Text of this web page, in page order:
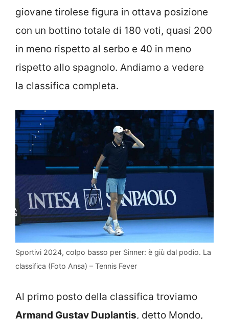
giovane tirolese figura in ottava posizione
con un bottino totale di 180 voti, quasi 200
in meno rispetto al serbo e 40 in meno
rispetto allo spagnolo. Andiamo a vedere
la classifica completa.
Sportivi 2024, colpo basso per Sinner: è giù dal podio. La
classifica (Foto Ansa) – Tennis Fever
Al primo posto della classifica troviamo
Armand Gustav Duplantis, detto Mondo,